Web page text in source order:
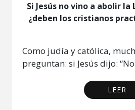
Si Jesús no vino a abolir
¿deben los cristianos
Como judía y católica,
preguntan: si Jesús dijo:
LEER